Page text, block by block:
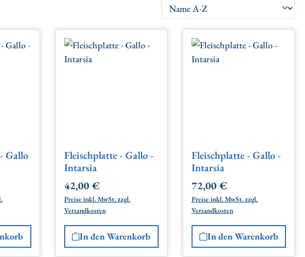
Gallo
Fleischplatte - Gallo -
Intarsia
Regulärer Preis:
42,00 €
Preise inkl. MwSt. zzgl.
Versandkosten
In den Warenkorb
Fleischplatte - Gallo -
Intarsia
Regulärer Preis:
72,00 €
Preise inkl. MwSt. zzgl.
Versandkosten
In den Warenkorb